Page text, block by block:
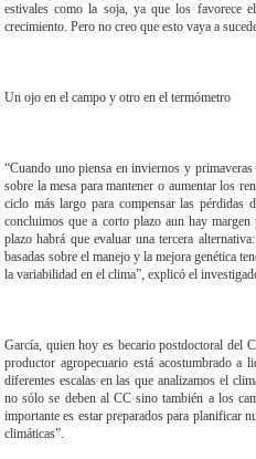
estivales como la soja, ya que los favorece
crecimiento. Pero no creo que esto vaya a
Un ojo en el campo y otro en el termómetro
“Cuando uno piensa en inviernos y
sobre la mesa para mantener o aumentar los
ciclo más largo para compensar las pérdidas
concluimos que a corto plazo aun hay
plazo habrá que evaluar una tercera
basadas sobre el manejo y la mejora genética
la variabilidad en el clima”, explicó el
García, quien hoy es becario postdoctoral del
productor agropecuario está acostumbrado a
diferentes escalas en las que analizamos el
no sólo se deben al CC sino también a los
importante es estar preparados para planificar
climáticas”.